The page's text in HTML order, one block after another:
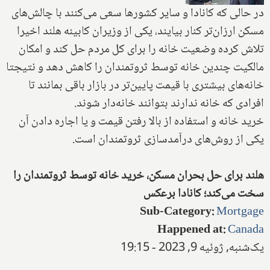
در حالی که کانادا و سایر کشورها سعی می‌کنند با چالش‌های
مسکن ارزان‌تر کنار بیایند، یکی از وزیران کابینه هلند اخیرا
تلاش کرده وضعیت خانه را برای کل مردم حل کند و امکان
مالکیت چندین خانه توسط ثروتمندان را کاهش دهد و نتیجتا
خانه‌های بیشتری با قیمت پایین‌تر در بازار باقی بمانند تا
افرادی که خانه ندارند بتوانند خانه‌دار شوند.
خرید خانه و استفاده از بالا رفتن قیمت و یا اجاره دادن آن
یکی از روش‌های درآمدسازی ثروتمندان است.
هلند برای حل بحران مسکن، خرید خانه توسط ثروتمندان را
سخت می‌کند؛ کانادا برعکس
Sub-Category:Mortgage
Happened at:Canada
یک‌شنبه, ژوئیه 9, 2023 - 19:15